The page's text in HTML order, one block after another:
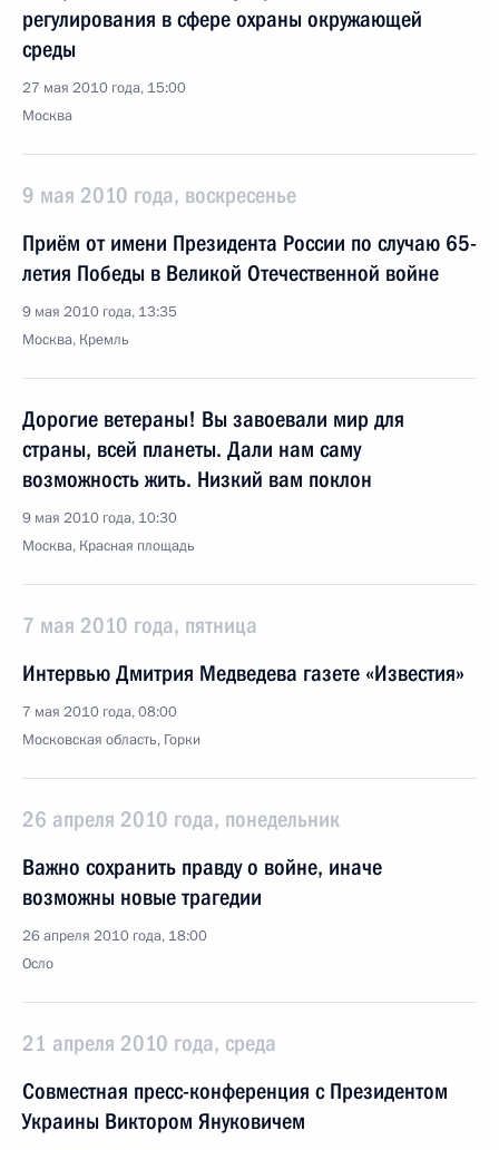
регулирования в сфере охраны окружающей
среды
27 мая 2010 года, 15:00
Москва
9 мая 2010 года, воскресенье
Приём от имени Президента России по случаю 65-
летия Победы в Великой Отечественной войне
9 мая 2010 года, 13:35
Москва, Кремль
Дорогие ветераны! Вы завоевали мир для
страны, всей планеты. Дали нам саму
возможность жить. Низкий вам поклон
9 мая 2010 года, 10:30
Москва, Красная площадь
7 мая 2010 года, пятница
Интервью Дмитрия Медведева газете «Известия»
7 мая 2010 года, 08:00
Московская область, Горки
26 апреля 2010 года, понедельник
Важно сохранить правду о войне, иначе
возможны новые трагедии
26 апреля 2010 года, 18:00
Осло
21 апреля 2010 года, среда
Совместная пресс-конференция с Президентом
Украины Виктором Януковичем